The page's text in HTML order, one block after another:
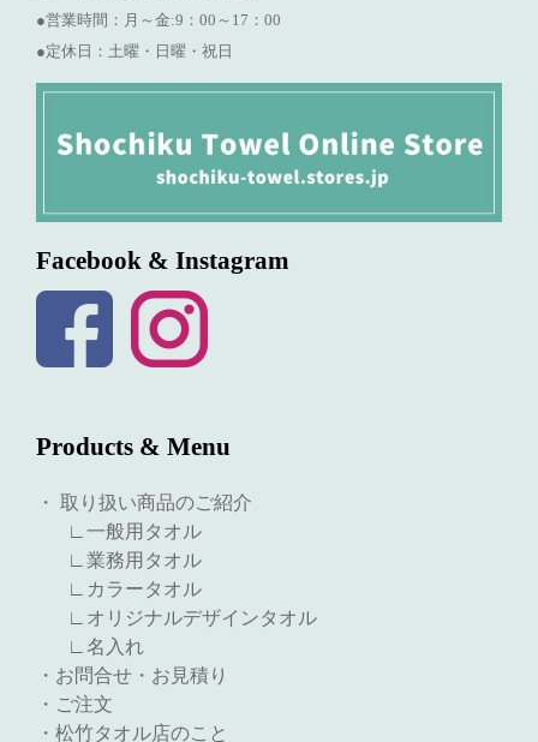
●営業時間：月～金:9：00～17：00
●定休日：土曜・日曜・祝日
Facebook & Instagram
Products & Menu
・ 取り扱い商品のご紹介
∟一般用タオル
∟業務用タオル
∟カラータオル
∟オリジナルデザインタオル
∟名入れ
・お問合せ・お見積り
・ご注文
・松竹タオル店のこと